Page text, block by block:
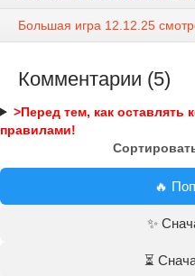
Большая игра 12.12.25
Комментарии (5)
>Перед тем, как оставлять
правилами!
🔥
✨
⏳